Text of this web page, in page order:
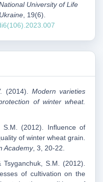
University of Life
, 19(6).
(2014). Modern varieties
of winter wheat.
S.M. (2012). Influence of
of winter wheat grain.
Academy, 3, 20-22.
S.M. (2012).
of cultivation on the